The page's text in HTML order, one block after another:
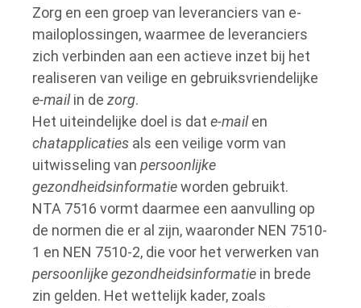
Zorg en een groep van leveranciers van e-
mailoplossingen, waarmee de leveranciers
zich verbinden aan een actieve inzet bij het
realiseren van veilige en gebruiksvriendelijke
e-mailin de zorg.
Het uiteindelijke doel is dat e-mailen
chatapplicaties als een veilige vorm van
uitwisseling van persoonlijke
gezondheidsinformatieworden gebruikt.
NTA 7516 vormt daarmee een aanvulling op
de normen die er al zijn, waaronder NEN 7510-
1 en NEN 7510-2, die voor het verwerken van
persoonlijke gezondheidsinformatie in brede
zin gelden. Het wettelijk kader, zoals